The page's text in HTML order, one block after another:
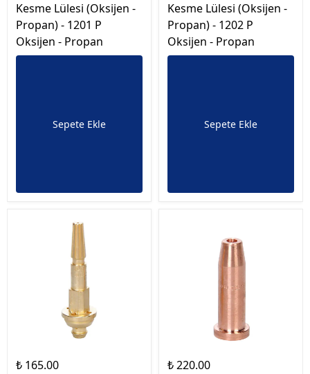
Kesme Lülesi (Oksijen -
Propan) - 1201 P
Oksijen - Propan
Sepete Ekle
Kesme Lülesi (Oksijen -
Propan) - 1202 P
Oksijen - Propan
Sepete Ekle
₺ 165.00
₺ 220.00